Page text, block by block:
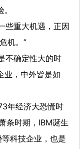
些重大机遇，正因
机。”
不确定性大的时
业，中外皆是如
年经济大恐慌时
条时期，IBM诞生
等科技企业，也是